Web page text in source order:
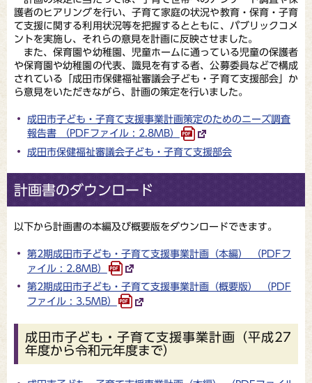
護者のヒアリングを行い、子育て家庭の状況や教育・保育・子育
て支援に関する利用状況等を把握するとともに、パブリックコメ
ントを実施し、それらの意見を計画に反映させました。
また、保育園や幼稚園、児童ホームに通っている児童の保護者
や保育園や幼稚園の代表、識見を有する者、公募委員などで構成
されている「成田市保健福祉審議会子ども・子育て支援部会」か
ら意見をいただきながら、計画の策定を行いました。
成田市子ども・子育て支援事業計画策定のためのニーズ調査
報告書 （PDFファイル : 2.8MB）
成田市保健福祉審議会子ども・子育て支援部会
計画書のダウンロード
以下から計画書の本編及び概要版をダウンロードできます。
第2期成田市子ども・子育て支援事業計画（本編） （PDFフ
ァイル : 2.8MB）
第2期成田市子ども・子育て支援事業計画（概要版） （PDF
ファイル : 3.5MB）
成田市子ども・子育て支援事業計画（平成27
年度から令和元年度まで）